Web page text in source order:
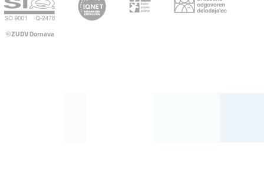
©ZUDV Dornava